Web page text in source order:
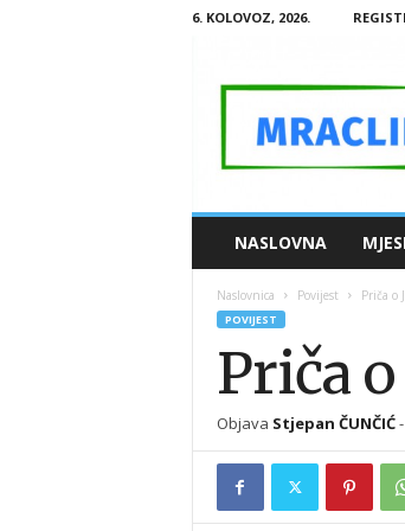
6. KOLOVOZ, 2026.
M
A
R
NASLOVNA
Naslovnica Povijest Priča o
POVIJEST
Priča
Objava Stjepan ČUNČIĆ-